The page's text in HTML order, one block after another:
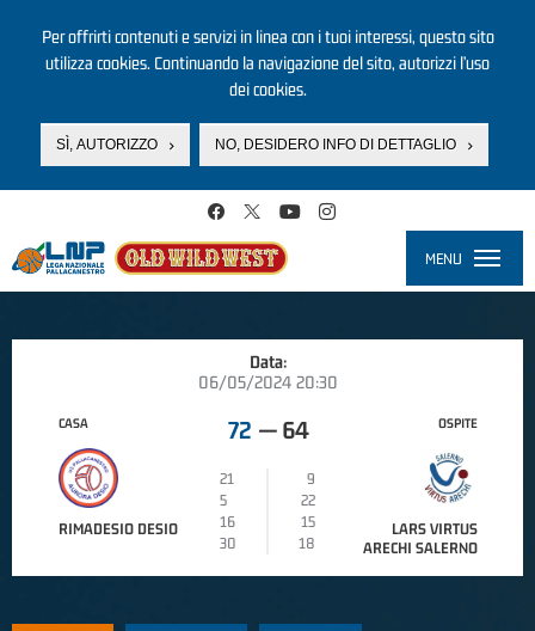
Per offrirti contenuti e servizi in linea con i tuoi interessi, questo sito
utilizza cookies. Continuando la navigazione del sito, autorizzi l’uso
dei cookies.
SÌ, AUTORIZZO NO, DESIDERO INFO DI DETTAGLIO
MENU
Data:
06/05/2024 20:30
CASA
RIMADESIO DESIO
72 — 64
21
9
5
22
16
15
30
18
OSPITE
LARS VIRTUS
ARECHI SALERNO